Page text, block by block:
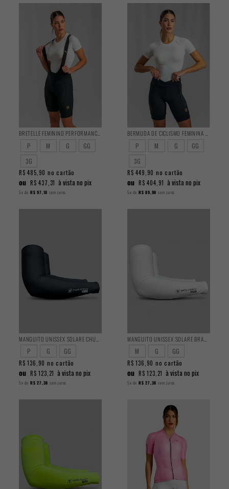
P M G
GG
3G
R$ 485,90 no cartão
ou R$ 437,31 à vista no pix
5x de R$ 97,18 sem juros
P M G
GG
3G
R$ 449,90 no cartão
ou R$ 404,91 à vista no pix
5x de R$ 89,98 sem juros
P G GG
R$ 136,90 no cartão
ou R$ 123,21 à vista no pix
5x de R$ 27,38 sem juros
M G GG
R$ 136,90 no cartão
ou R$ 123,21 à vista no pix
5x de R$ 27,38 sem juros